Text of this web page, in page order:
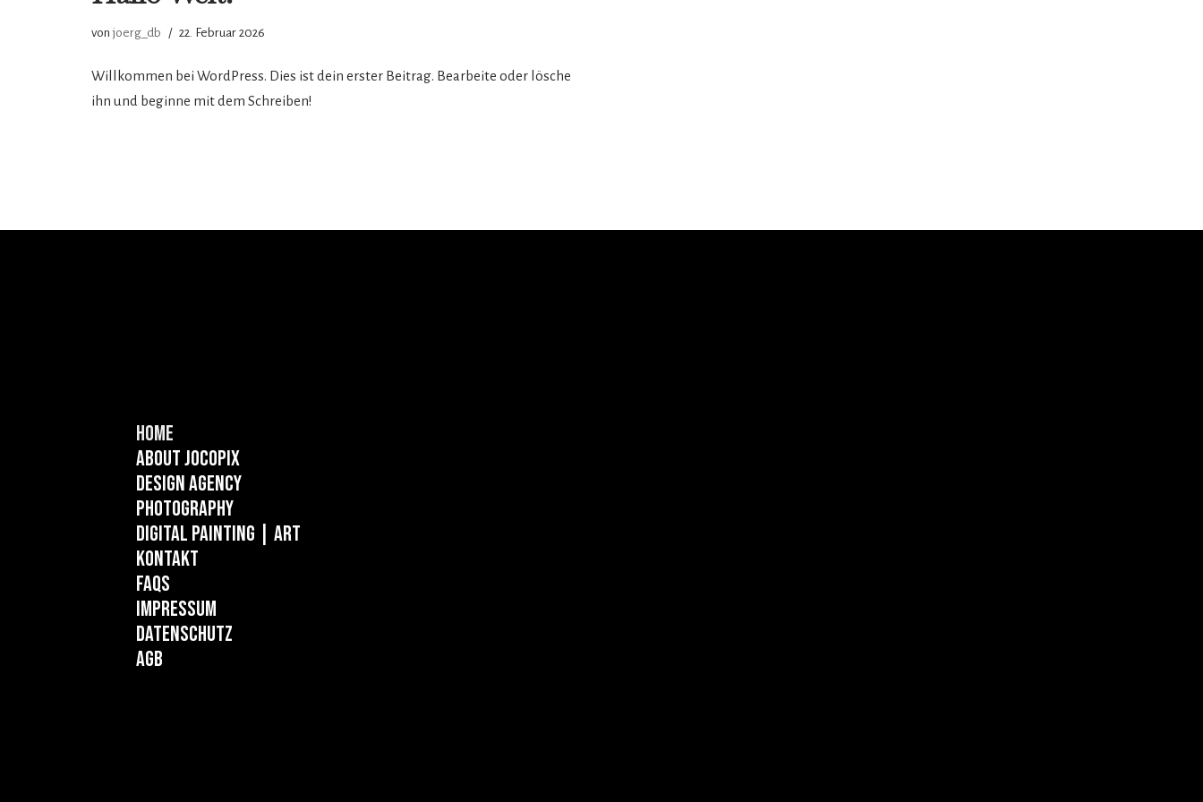
vonjoerg_db 22. Februar 2026
Willkommen bei WordPress. Dies ist dein erster Beitrag. Bearbeite oder lösche
ihn und beginne mit dem Schreiben!
Home
About Jocopix
Design Agency
Photography
Digital Painting | ART
Kontakt
FAQs
Impressum
Datenschutz
AGB